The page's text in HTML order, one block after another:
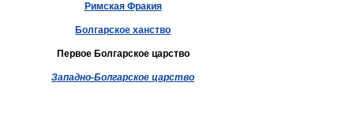
Римская Фракия
Болгарское ханство
Первое Болгарское царство
Западно-Болгарское царство